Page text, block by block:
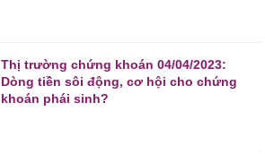
Thị trường chứng khoán 04/04/2023:
Dòng tiền sôi động, cơ hội cho chứng
khoán phái sinh?